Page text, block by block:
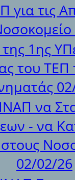
για τις
1ης
του
να
- να
02/02/26